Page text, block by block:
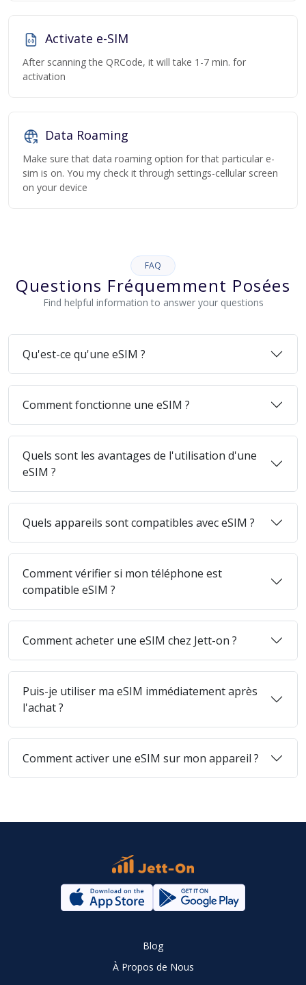
Activate e-SIM
After scanning the QRCode, it will take 1-7 min. for
activation
Data Roaming
Make sure that data roaming option for that particular e-
sim is on. You my check it through settings-cellular screen
on your device
FAQ
Questions Fréquemment Posées
Find helpful information to answer your questions
Qu'est-ce qu'une eSIM ?
Comment fonctionne une eSIM ?
Quels sont les avantages de l'utilisation d'une
eSIM ?
Quels appareils sont compatibles avec eSIM ?
Comment vérifier si mon téléphone est
compatible eSIM ?
Comment acheter une eSIM chez Jett-on ?
Puis-je utiliser ma eSIM immédiatement après
l'achat ?
Comment activer une eSIM sur mon appareil ?
Blog
À Propos de Nous